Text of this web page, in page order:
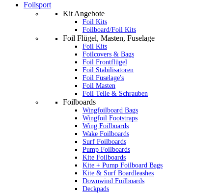
Foilsport
Kit Angebote
Foil Kits
Foilboard/Foil Kits
Foil Flügel, Masten, Fuselage
Foil Kits
Foilcovers & Bags
Foil Frontflügel
Foil Stabilisatoren
Foil Fuselage's
Foil Masten
Foil Teile & Schrauben
Foilboards
Wingfoilboard Bags
Wingfoil Footstraps
Wing Foilboards
Wake Foilboards
Surf Foilboards
Pump Foilboards
Kite Foilboards
Kite + Pump Foilboard Bags
Kite & Surf Boardleashes
Downwind Foilboards
Deckpads